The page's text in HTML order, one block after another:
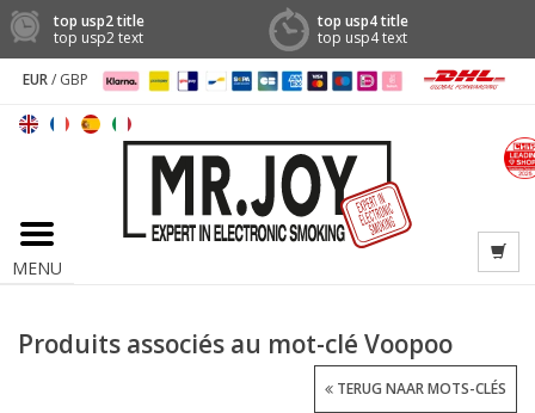
top usp2 title
top usp2 text
top usp4 title
top usp4 text
EUR/ GBP
MENU
Produits associés au mot-clé Voopoo
TERUG NAAR MOTS-CLÉS